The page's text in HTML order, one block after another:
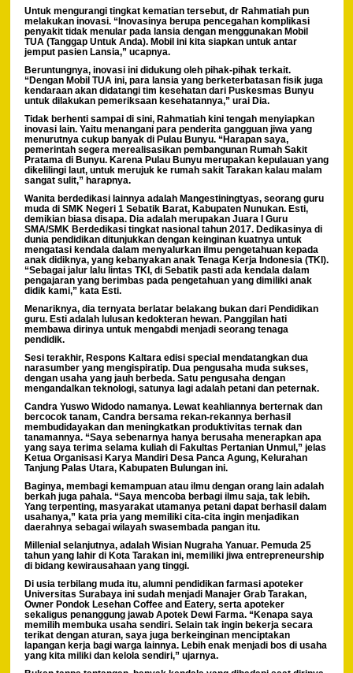
Untuk mengurangi tingkat kematian tersebut, dr Rahmatiah pun
melakukan inovasi. “Inovasinya berupa pencegahan komplikasi
penyakit tidak menular pada lansia dengan menggunakan Mobil
TUA (Tanggap Untuk Anda). Mobil ini kita siapkan untuk antar
jemput pasien Lansia,” ucapnya.
Beruntungnya, inovasi ini didukung oleh pihak-pihak terkait.
“Dengan Mobil TUA ini, para lansia yang berketerbatasan fisik juga
kendaraan akan didatangi tim kesehatan dari Puskesmas Bunyu
untuk dilakukan pemeriksaan kesehatannya,” urai Dia.
Tidak berhenti sampai di sini, Rahmatiah kini tengah menyiapkan
inovasi lain. Yaitu menangani para penderita gangguan jiwa yang
menurutnya cukup banyak di Pulau Bunyu. “Harapan saya,
pemerintah segera merealisasikan pembangunan Rumah Sakit
Pratama di Bunyu. Karena Pulau Bunyu merupakan kepulauan yang
dikelilingi laut, untuk merujuk ke rumah sakit Tarakan kalau malam
sangat sulit,” harapnya.
Wanita berdedikasi lainnya adalah Mangestiningtyas, seorang guru
muda di SMK Negeri 1 Sebatik Barat, Kabupaten Nunukan. Esti,
demikian biasa disapa. Dia adalah merupakan Juara I Guru
SMA/SMK Berdedikasi tingkat nasional tahun 2017. Dedikasinya di
dunia pendidikan ditunjukkan dengan keinginan kuatnya untuk
mengatasi kendala dalam menyalurkan ilmu pengetahuan kepada
anak didiknya, yang kebanyakan anak Tenaga Kerja Indonesia (TKI).
“Sebagai jalur lalu lintas TKI, di Sebatik pasti ada kendala dalam
pengajaran yang berimbas pada pengetahuan yang dimiliki anak
didik kami,” kata Esti.
Menariknya, dia ternyata berlatar belakang bukan dari Pendidikan
guru. Esti adalah lulusan kedokteran hewan. Panggilan hati
membawa dirinya untuk mengabdi menjadi seorang tenaga
pendidik.
Sesi terakhir, Respons Kaltara edisi special mendatangkan dua
narasumber yang mengispiratip. Dua pengusaha muda sukses,
dengan usaha yang jauh berbeda. Satu pengusaha dengan
mengandalkan teknologi, satunya lagi adalah petani dan peternak.
Candra Yuswo Widodo namanya. Lewat keahliannya berternak dan
bercocok tanam, Candra bersama rekan-rekannya berhasil
membudidayakan dan meningkatkan produktivitas ternak dan
tanamannya. “Saya sebenarnya hanya berusaha menerapkan apa
yang saya terima selama kuliah di Fakultas Pertanian Unmul,” jelas
Ketua Organisasi Karya Mandiri Desa Panca Agung, Kelurahan
Tanjung Palas Utara, Kabupaten Bulungan ini.
Baginya, membagi kemampuan atau ilmu dengan orang lain adalah
berkah juga pahala. “Saya mencoba berbagi ilmu saja, tak lebih.
Yang terpenting, masyarakat utamanya petani dapat berhasil dalam
usahanya,” kata pria yang memiliki cita-cita ingin menjadikan
daerahnya sebagai wilayah swasembada pangan itu.
Millenial selanjutnya, adalah Wisian Nugraha Yanuar. Pemuda 25
tahun yang lahir di Kota Tarakan ini, memiliki jiwa entrepreneurship
di bidang kewirausahaan yang tinggi.
Di usia terbilang muda itu, alumni pendidikan farmasi apoteker
Universitas Surabaya ini sudah menjadi Manajer Grab Tarakan,
Owner Pondok Lesehan Coffee and Eatery, serta apoteker
sekaligus penanggung jawab Apotek Dewi Farma. “Kenapa saya
memilih membuka usaha sendiri. Selain tak ingin bekerja secara
terikat dengan aturan, saya juga berkeinginan menciptakan
lapangan kerja bagi warga lainnya. Lebih enak menjadi bos di usaha
yang kita miliki dan kelola sendiri,” ujarnya.